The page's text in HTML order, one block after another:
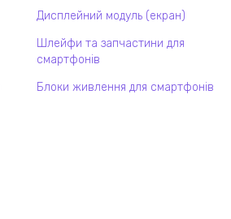
Дисплейний модуль (екран)
Шлейфи та запчастини для
смартфонів
Блоки живлення для смартфонів